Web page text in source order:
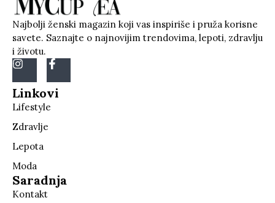
Najbolji ženski magazin koji vas inspiriše i pruža korisne
savete. Saznajte o najnovijim trendovima, lepoti, zdravlju
i životu.
Linkovi
Lifestyle
Zdravlje
Lepota
Moda
Saradnja
Kontakt